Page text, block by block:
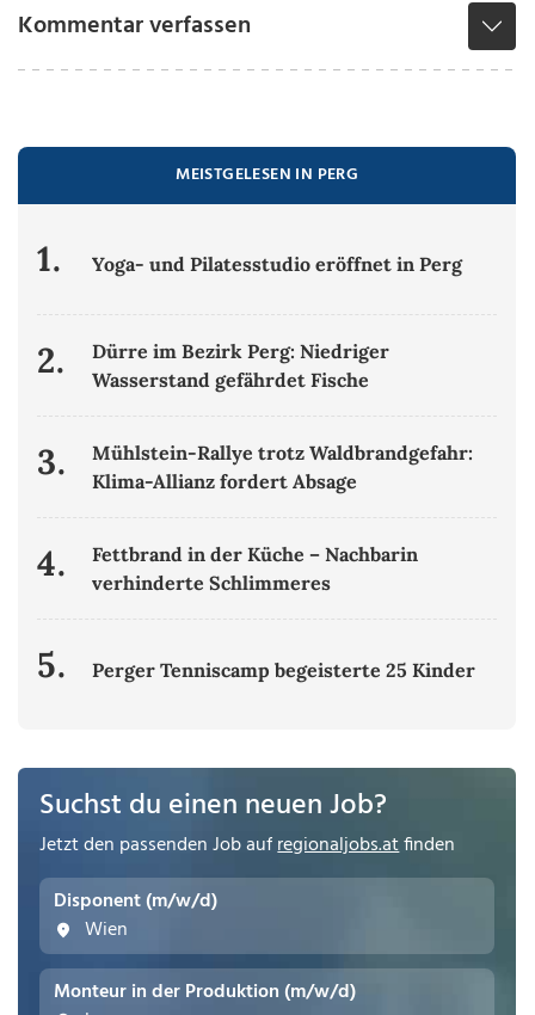
Kommentar verfassen
MEISTGELESEN IN PERG
1. Yoga- und Pilatesstudio eröffnet in Perg
2.
Dürre im Bezirk Perg: Niedriger
Wasserstand gefährdet Fische
3.
Mühlstein-Rallye trotz Waldbrandgefahr:
Klima-Allianz fordert Absage
4.
Fettbrand in der Küche – Nachbarin
verhinderte Schlimmeres
5. Perger Tenniscamp begeisterte 25 Kinder
Suchst du einen neuen Job?
Jetzt den passenden Job aufregionaljobs.atfinden
Disponent (m/w/d)
Wien
Monteur in der Produktion (m/w/d)